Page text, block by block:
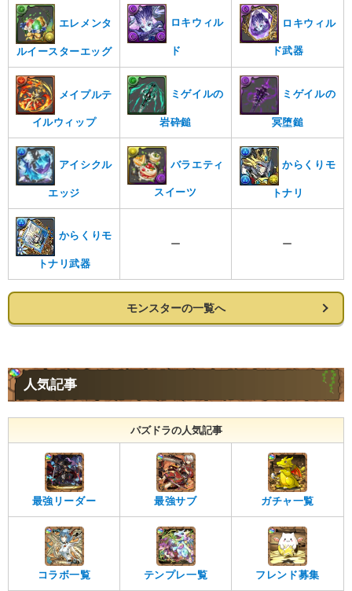
エレメンタ
ルイースターエッグ
ロキウィル
ド
ロキウィル
ド武器
メイプルテ
イルウィップ
ミゲイルの
岩砕鎚
ミゲイルの
冥堕鎚
アイシクル
エッジ
バラエティ
スイーツ
からくりモ
トナリ
からくりモ
トナリ武器
ー ー
モンスターの一覧へ
人気記事
パズドラの人気記事
最強リーダー 最強サブ ガチャ一覧
コラボ一覧 テンプレ一覧 フレンド募集